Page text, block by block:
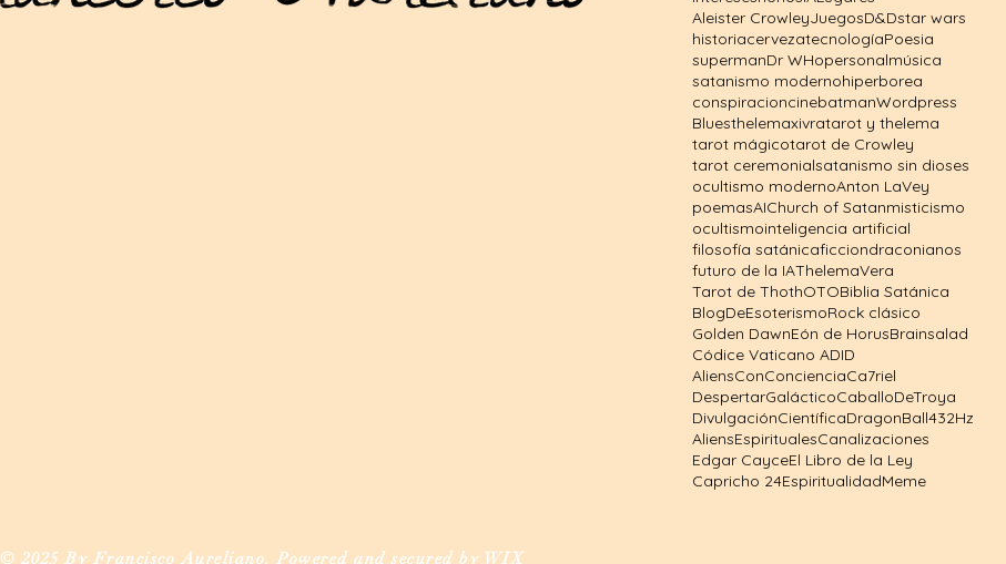
Aleister CrowleyJuegosD&Dstar wars
historiacervezatecnologíaPoesia
supermanDr WHopersonalmúsica
satanismo modernohiperborea
conspiracioncinebatmanWordpress
Bluesthelemaxivratarot y thelema
tarot mágicotarot de Crowley
tarot ceremonialsatanismo sin dioses
ocultismo modernoAnton LaVey
poemasAIChurch of Satanmisticismo
ocultismointeligencia artificial
filosofía satánicaficciondraconianos
futuro de la IAThelemaVera
Tarot de ThothOTOBiblia Satánica
BlogDeEsoterismoRock clásico
Golden DawnEón de HorusBrainsalad
Códice Vaticano ADID
AliensConConcienciaCa7riel
DespertarGalácticoCaballoDeTroya
DivulgaciónCientíficaDragonBall432Hz
AliensEspiritualesCanalizaciones
Edgar CayceEl Libro de la Ley
Capricho 24EspiritualidadMeme
© 2025 By Francisco Aureliano. Powered and secured by WIX